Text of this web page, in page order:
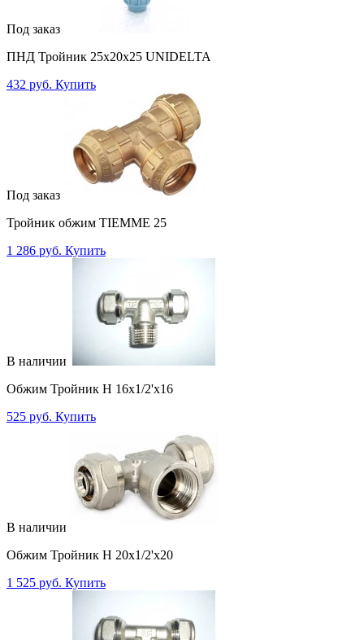
Под заказ
ПНД Тройник 25x20x25 UNIDELTA
432 руб. Купить
Под заказ
Тройник обжим TIEMME 25
1 286 руб. Купить
В наличии
Обжим Тройник Н 16х1/2'x16
525 руб. Купить
В наличии
Обжим Тройник Н 20х1/2'x20
1 525 руб. Купить